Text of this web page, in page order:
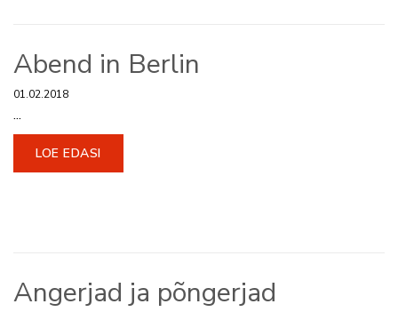
Abend in Berlin
01.02.2018
...
LOE EDASI
Angerjad ja põngerjad